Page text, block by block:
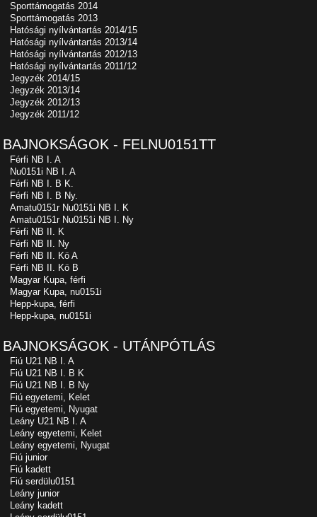
Sporttámogatás 2014
Sporttámogatás 2013
Hatósági nyílvántartás 2014/15
Hatósági nyílvántartás 2013/14
Hatósági nyílvántartás 2012/13
Hatósági nyílvántartás 2011/12
Jegyzék 2014/15
Jegyzék 2013/14
Jegyzék 2012/13
Jegyzék 2011/12
BAJNOKSÁGOK - FELNU0151TT
Férfi NB I. A
Nu0151i NB I. A
Férfi NB I. B K.
Férfi NB I. B Ny.
Amatu0151r Nu0151i NB I. K
Amatu0151r Nu0151i NB I. Ny
Férfi NB II. K
Férfi NB II. Ny
Férfi NB II. Kö A
Férfi NB II. Kö B
Magyar Kupa, férfi
Magyar Kupa, nu0151i
Hepp-kupa, férfi
Hepp-kupa, nu0151i
BAJNOKSÁGOK - UTÁNPÓTLÁS
Fiú U21 NB I. A
Fiú U21 NB I. B K
Fiú U21 NB I. B Ny
Fiú egyetemi, Kelet
Fiú egyetemi, Nyugat
Leány U21 NB I. A
Leány egyetemi, Kelet
Leány egyetemi, Nyugat
Fiú junior
Fiú kadett
Fiú serdülu0151
Leány junior
Leány kadett